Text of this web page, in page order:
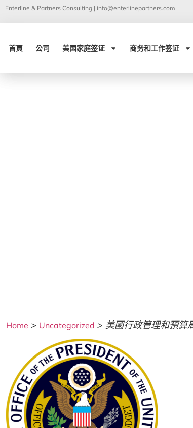
Enterline & Partners Consulting | info@enterlinepartners.com
首頁 公司 美国家庭签证 商务和工作签证
Home > Uncategorized > 美國行政管理和預算